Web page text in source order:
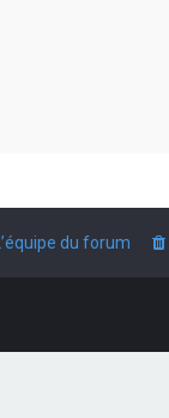
L’équipe du forum